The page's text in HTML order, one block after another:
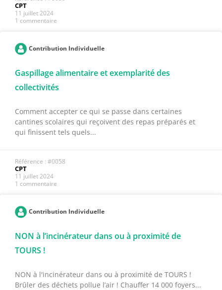
CPT
11 juillet 2024
1 commentaire
Contribution Individuelle
Gaspillage alimentaire et exemplarité des
collectivités
Comment accepter ce qui se passe dans certaines
cantines scolaires qui reçoivent des repas préparés et
qui finissent tels quels...
Référence : #0058
CPT
11 juillet 2024
1 commentaire
Contribution Individuelle
NON à l’incinérateur dans ou à proximité de
TOURS !
NON à l'incinérateur dans ou à proximité de TOURS !
Brûler des déchets pollue l’air ! Chauffer 14 000 foyers...